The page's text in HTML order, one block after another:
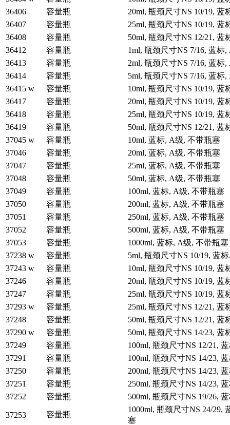
36406
容量瓶
20ml, 瓶颈尺寸NS 10/19, 蓝
36407
容量瓶
25ml, 瓶颈尺寸NS 10/19, 蓝
36408
容量瓶
50ml, 瓶颈尺寸NS 12/21, 蓝
36412
容量瓶
1ml, 瓶颈尺寸NS 7/16, 蓝标
36413
容量瓶
2ml, 瓶颈尺寸NS 7/16, 蓝标
36414
容量瓶
5ml, 瓶颈尺寸NS 7/16, 蓝标
36415 w
容量瓶
10ml, 瓶颈尺寸NS 10/19,
36417
容量瓶
20ml, 瓶颈尺寸NS 10/19,
36418
容量瓶
25ml, 瓶颈尺寸NS 10/19,
36419
容量瓶
50ml, 瓶颈尺寸NS 12/21,
37045 w
容量瓶
10ml, 蓝标, A级, 不带瓶塞
37046
容量瓶
20ml, 蓝标, A级, 不带瓶塞
37047
容量瓶
25ml, 蓝标, A级, 不带瓶塞
37048
容量瓶
50ml, 蓝标, A级, 不带瓶塞
37049
容量瓶
100ml, 蓝标, A级, 不带瓶塞
37050
容量瓶
200ml, 蓝标, A级, 不带瓶塞
37051
容量瓶
250ml, 蓝标, A级, 不带瓶塞
37052
容量瓶
500ml, 蓝标, A级, 不带瓶塞
37053
容量瓶
1000ml, 蓝标, A级, 不带瓶塞
37238 w
容量瓶
5ml, 瓶颈尺寸NS 10/19, 蓝
37243 w
容量瓶
10ml, 瓶颈尺寸NS 10/19, 蓝
37246
容量瓶
20ml, 瓶颈尺寸NS 10/19, 蓝
37247
容量瓶
25ml, 瓶颈尺寸NS 10/19, 蓝
37293 w
容量瓶
25ml, 瓶颈尺寸NS 12/21, 蓝
37248
容量瓶
50ml, 瓶颈尺寸NS 12/21, 蓝
37290 w
容量瓶
50ml, 瓶颈尺寸NS 14/23, 蓝
37249
容量瓶
100ml, 瓶颈尺寸NS 12/21,
37291
容量瓶
100ml, 瓶颈尺寸NS 14/23,
37250
容量瓶
200ml, 瓶颈尺寸NS 14/23,
37251
容量瓶
250ml, 瓶颈尺寸NS 14/23,
37252
容量瓶 500ml, 瓶颈尺寸NS 19/26,
37253 容量瓶
1000ml, 瓶颈尺寸NS 24/29,
塞